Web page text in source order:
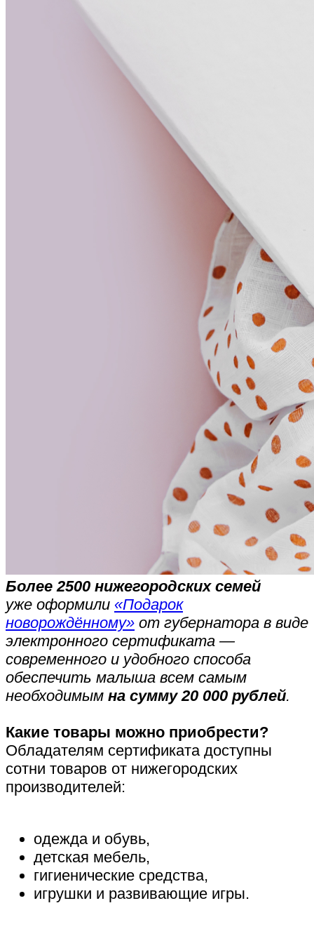
Более 2500 нижегородских семей
уже оформили «Подарок
новорождённому» от губернатора в виде
электронного сертификата —
современного и удобного способа
обеспечить малыша всем самым
необходимым на сумму 20 000 рублей.
Какие товары можно приобрести?
Обладателям сертификата доступны
сотни товаров от нижегородских
производителей:
одежда и обувь,
детская мебель,
гигиенические средства,
игрушки и развивающие игры.